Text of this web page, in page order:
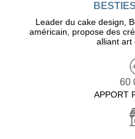
Leader du cake design,
américain, propose des
alliant art
60
APPORT